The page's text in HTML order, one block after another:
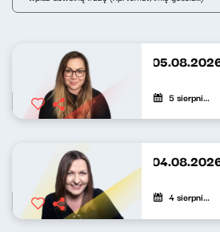
Nowy Świat po południu 05.08.2026
5 sierpnia 2026
Nowy Świat po południu 04.08.2026
4 sierpnia 2026